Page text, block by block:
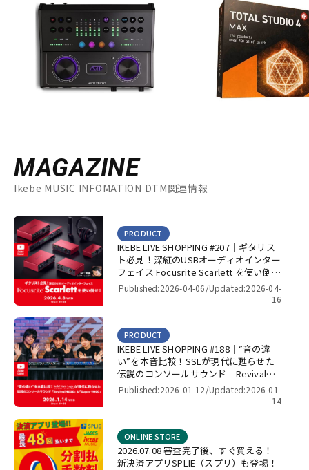
MAGAZINE
Ikebe MUSIC INFOMATION DTM関連情報
IKEBE LIVE SHOPPING #207｜ギタリス
ト必見！深紅のUSBオーディオインター
フェイス Focusrite Scarlett を使い倒
せ！【presented by パワーレック】
PRODUCT
Published:2026-04-06/Updated:2026-04-
16
IKEBE LIVE SHOPPING #188｜“音の違
い”を本音比較！SSLが現代に甦らせた
伝説のコンソールサウンド「Revival
4000」＆「Super 9000」【presented
PRODUCT
Published:2026-01-12/Updated:2026-01-
14
2026.07.08 審査完了後、すぐ買える！
新決済アプリSPLIE（スプリ）も登場！
ONLINE STORE